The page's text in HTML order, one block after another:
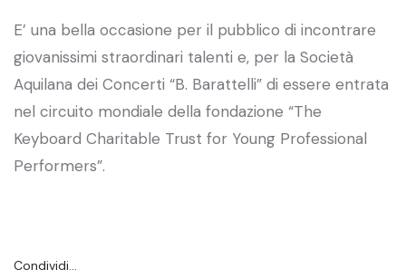
E’ una bella occasione per il pubblico di incontrare
giovanissimi straordinari talenti e, per la Società
Aquilana dei Concerti “B. Barattelli” di essere entrata
nel circuito mondiale della fondazione “The
Keyboard Charitable Trust for Young Professional
Performers”.
Condividi…